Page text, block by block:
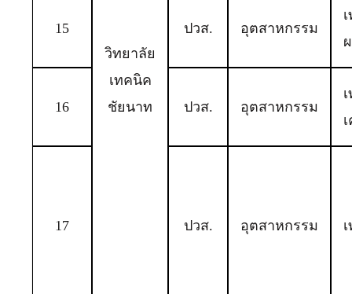
วิทยาลัย
เทคนิค
ชัยนาท
15 ปวส. อุตสาหกรรม
16 ปวส. อุตสาหกรรม
17 ปวส. อุตสาหกรรม